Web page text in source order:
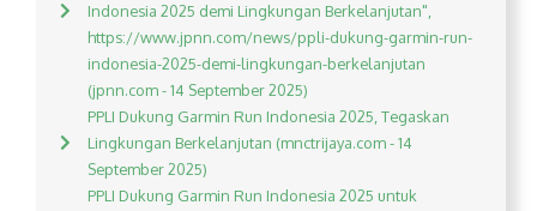
Indonesia 2025 demi Lingkungan Berkelanjutan",
https://www.jpnn.com/news/ppli-dukung-garmin-run-
indonesia-2025-demi-lingkungan-berkelanjutan
(jpnn.com - 14 September 2025)
PPLI Dukung Garmin Run Indonesia 2025, Tegaskan
Lingkungan Berkelanjutan (mnctrijaya.com - 14
September 2025)
PPLI Dukung Garmin Run Indonesia 2025 untuk